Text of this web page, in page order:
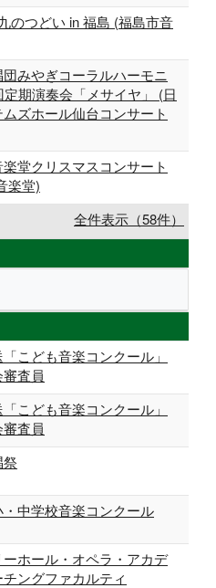
のつどい in 福島 (福島市音
みやぎコーラルハーモニ
定期演奏会「メサイヤ」 (日
ズホール仙台コンサート
堂クリスマスコンサート
楽堂)
全件表示（58件）
こども音楽コンクール」
査員
こども音楽コンクール」
査員
中学校音楽コンクール
ホール・オペラ・アカデ
チングファカルティ